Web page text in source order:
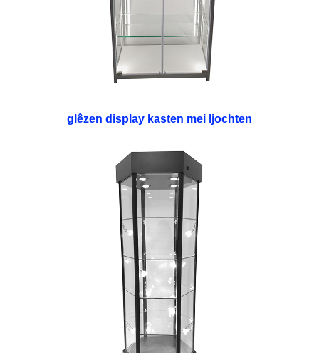
glêzen display kasten mei ljochten